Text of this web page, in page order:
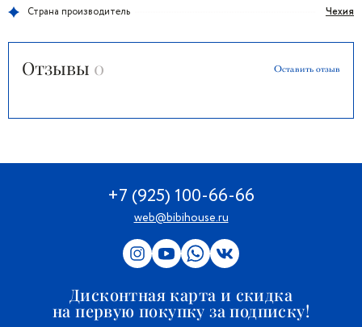
Страна производитель Чехия
Отзывы 0 Оставить отзыв
+7 (925) 100-66-66
web@bibihouse.ru
Дисконтная карта и скидка
на первую покупку за подписку!